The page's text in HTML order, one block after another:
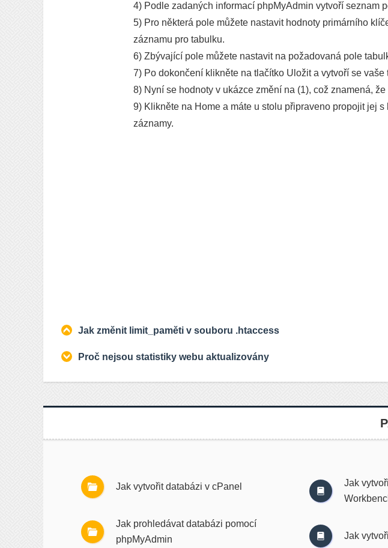
4) Podle zadaných informací phpMyAdmin vytvoří seznam
5) Pro některá pole můžete nastavit hodnoty primárního
záznamu pro tabulku.
6) Zbývající pole můžete nastavit na požadovaná pole
7) Po dokončení klikněte na tlačítko Uložit a vytvoří se
8) Nyní se hodnoty v ukázce změní na (1), což znamená,
9) Klikněte na Home a máte u stolu připraveno propojit jej
záznamy.
Jak změnit limit_paměti v souboru .htaccess
Proč nejsou statistiky webu aktualizovány
Jak vytvořit databázi v cPanel
Jak prohledávat databázi pomocí
phpMyAdmin
Jak
Jak